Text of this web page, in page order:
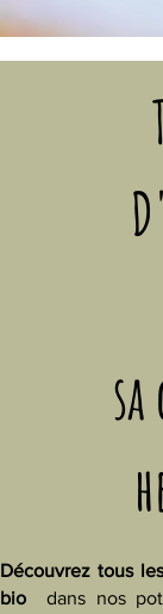
Découvrez tous
bio dans nos